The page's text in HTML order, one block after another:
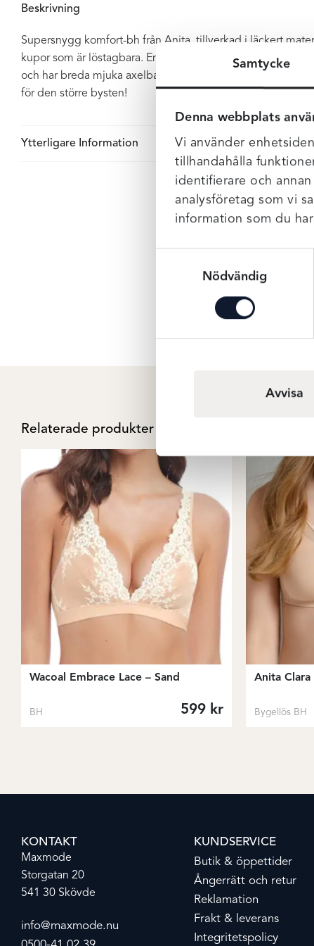
Samtycke
Denna webbplats
Vi använder
tillhandahålla
identifierare och
analysföretag som vi
information som du
Nödvändig
Avvisa
Beskrivning
Supersnygg komfort-bh från Anita, tillverkad i läckert
kupor som är löstagbara. En BH-topp med lite sportigare
och har breda mjuka axelband. En riktigt favorit hos både
för den större bysten!
Ytterligare Information
Relaterade produkter
Wacoal Embrace Lace – Sand
BH 599 kr
Anita Clara
Bygellös BH
KONTAKT
Maxmode
Storgatan 20
541 30 Skövde
info@maxmode.nu
KUNDSERVICE
Butik & öppettider
Ångerrätt och retur
Reklamation
Frakt & leverans
Integritetspolicy